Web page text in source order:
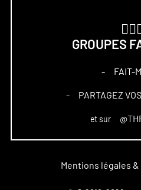
GROUPES
– FAIT-
– PARTAGEZ
et sur
Mentions légales